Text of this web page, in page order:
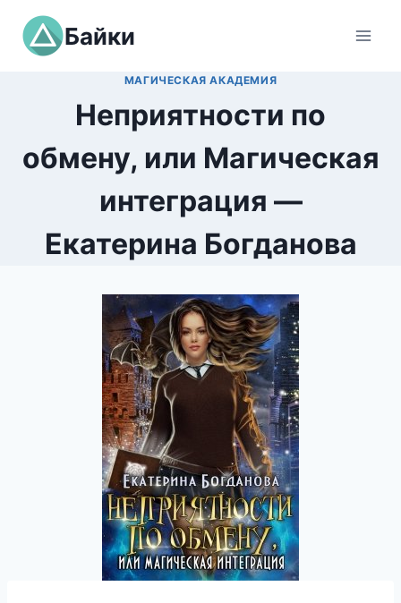
Перейти
содержимому
Байки
МАГИЧЕСКАЯ АКАДЕМИЯ
Неприятности по
обмену, или Магическая
интеграция —
Екатерина Богданова